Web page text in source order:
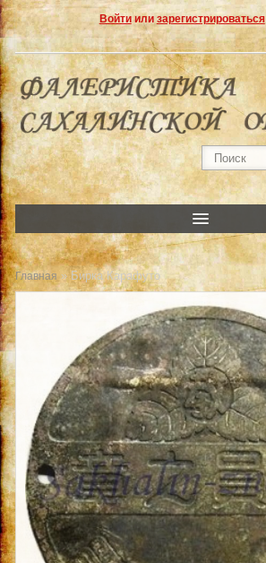
Войтиили зарегистрироваться
Главная » Бирка Карафуто